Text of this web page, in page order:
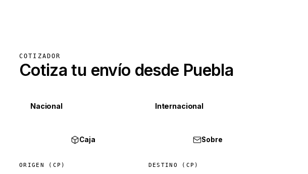
COTIZADOR
Cotiza tu envío desde Puebla
Nacional Internacional
Caja Sobre
ORIGEN (CP) DESTINO (CP)